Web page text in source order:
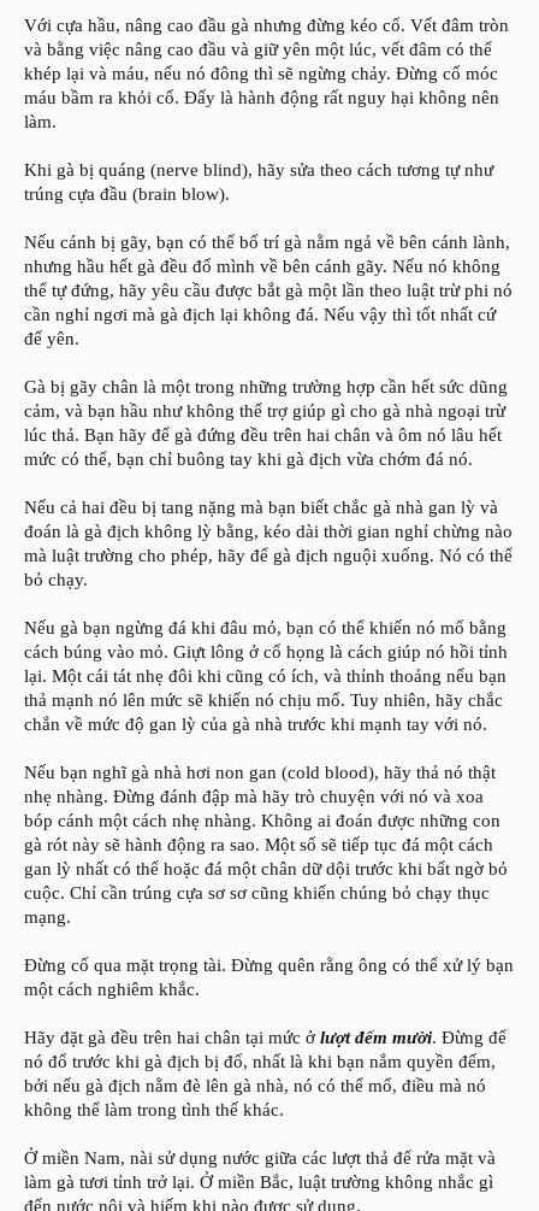
Với cựa hầu, nâng cao đầu gà nhưng đừng kéo cổ. Vết đâm tròn
và bằng việc nâng cao đầu và giữ yên một lúc, vết đâm có thể
khép lại và máu, nếu nó đông thì sẽ ngừng chảy. Đừng cố móc
máu bầm ra khỏi cổ. Đấy là hành động rất nguy hại không nên
làm.
Khi gà bị quáng (nerve blind), hãy sửa theo cách tương tự như
trúng cựa đầu (brain blow).
Nếu cánh bị gãy, bạn có thể bố trí gà nằm ngả về bên cánh lành,
nhưng hầu hết gà đều đổ mình về bên cánh gãy. Nếu nó không
thể tự đứng, hãy yêu cầu được bắt gà một lần theo luật trừ phi nó
cần nghỉ ngơi mà gà địch lại không đá. Nếu vậy thì tốt nhất cứ
để yên.
Gà bị gãy chân là một trong những trường hợp cần hết sức dũng
cảm, và bạn hầu như không thể trợ giúp gì cho gà nhà ngoại trừ
lúc thả. Bạn hãy để gà đứng đều trên hai chân và ôm nó lâu hết
mức có thể, bạn chỉ buông tay khi gà địch vừa chớm đá nó.
Nếu cả hai đều bị tang nặng mà bạn biết chắc gà nhà gan lỳ và
đoán là gà địch không lỳ bằng, kéo dài thời gian nghỉ chừng nào
mà luật trường cho phép, hãy để gà địch nguội xuống. Nó có thể
bỏ chạy.
Nếu gà bạn ngừng đá khi đâu mỏ, bạn có thể khiến nó mổ bằng
cách búng vào mỏ. Giựt lông ở cổ họng là cách giúp nó hồi tỉnh
lại. Một cái tát nhẹ đôi khi cũng có ích, và thỉnh thoảng nếu bạn
thả mạnh nó lên mức sẽ khiến nó chịu mổ. Tuy nhiên, hãy chắc
chắn về mức độ gan lỳ của gà nhà trước khi mạnh tay với nó.
Nếu bạn nghĩ gà nhà hơi non gan (cold blood), hãy thả nó thật
nhẹ nhàng. Đừng đánh đập mà hãy trò chuyện với nó và xoa
bóp cánh một cách nhẹ nhàng. Không ai đoán được những con
gà rót này sẽ hành động ra sao. Một số sẽ tiếp tục đá một cách
gan lỳ nhất có thể hoặc đá một chân dữ dội trước khi bất ngờ bỏ
cuộc. Chỉ cần trúng cựa sơ sơ cũng khiến chúng bỏ chạy thục
mạng.
Đừng cố qua mặt trọng tài. Đừng quên rằng ông có thể xử lý bạn
một cách nghiêm khắc.
Hãy đặt gà đều trên hai chân tại mức ở lượt đếm mười. Đừng để
nó đổ trước khi gà địch bị đổ, nhất là khi bạn nắm quyền đếm,
bởi nếu gà địch nằm đè lên gà nhà, nó có thể mổ, điều mà nó
không thể làm trong tình thế khác.
Ở miền Nam, nài sử dụng nước giữa các lượt thả để rửa mặt và
làm gà tươi tỉnh trở lại. Ở miền Bắc, luật trường không nhắc gì
đến nước nôi và hiếm khi nào được sử dụng.